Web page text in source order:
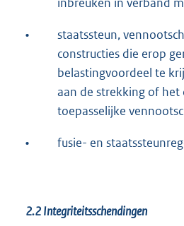
inbreuken in verband
•
staatssteun,
constructies die erop
belastingvoordeel te
aan de strekking of het
toepasselijke
• fusie- en
2.2Integriteitsschendingen